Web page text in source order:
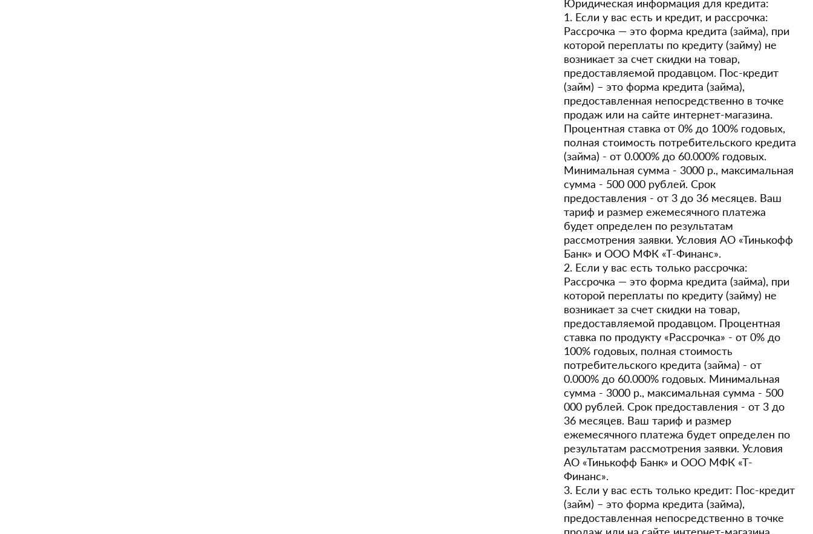
Юридическая информация для кредита:
1. Если у вас есть и кредит, и рассрочка:
Рассрочка — это форма кредита (займа), при
которой переплаты по кредиту (займу) не
возникает за счет скидки на товар,
предоставляемой продавцом. Пос-кредит
(займ) – это форма кредита (займа),
предоставленная непосредственно в точке
продаж или на сайте интернет-магазина.
Процентная ставка от 0% до 100% годовых,
полная стоимость потребительского кредита
(займа) - от 0.000% до 60.000% годовых.
Минимальная сумма - 3000 р., максимальная
сумма - 500 000 рублей. Срок
предоставления - от 3 до 36 месяцев. Ваш
тариф и размер ежемесячного платежа
будет определен по результатам
рассмотрения заявки. Условия АО «Тинькофф
Банк» и ООО МФК «Т-Финанс».
2. Если у вас есть только рассрочка:
Рассрочка — это форма кредита (займа), при
которой переплаты по кредиту (займу) не
возникает за счет скидки на товар,
предоставляемой продавцом. Процентная
ставка по продукту «Рассрочка» - от 0% до
100% годовых, полная стоимость
потребительского кредита (займа) - от
0.000% до 60.000% годовых. Минимальная
сумма - 3000 р., максимальная сумма - 500
000 рублей. Срок предоставления - от 3 до
36 месяцев. Ваш тариф и размер
ежемесячного платежа будет определен по
результатам рассмотрения заявки. Условия
АО «Тинькофф Банк» и ООО МФК «Т-
Финанс».
3. Если у вас есть только кредит: Пос-кредит
(займ) – это форма кредита (займа),
предоставленная непосредственно в точке